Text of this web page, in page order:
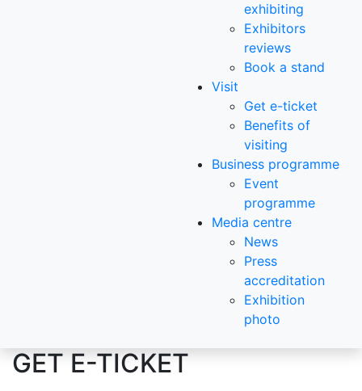
exhibiting
Exhibitors
reviews
Book a stand
Visit
Get e-ticket
Benefits of
visiting
Business programme
Event
programme
Media centre
News
Press
accreditation
Exhibition
photo
GET E-TICKET